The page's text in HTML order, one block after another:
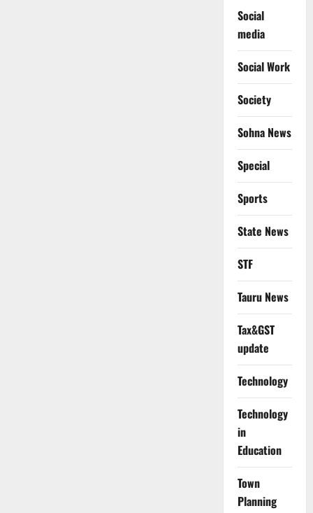
Social
media
Social Work
Society
Sohna News
Special
Sports
State News
STF
Tauru News
Tax&GST
update
Technology
Technology
in
Education
Town
Planning